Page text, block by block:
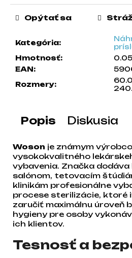
Kategória:
Hmotnosť:
EAN:
Rozmery:
Opýtať sa
Popis Diskusia
Woson je známym
vysokokvalitného
vybavenia. Značka
salónom, tetovacím
klinikám profesionálne
procese sterilizácie, ktoré
zaručiť maximálnu úroveň
hygieny pre osoby
ich klientov.
Tesnosť a